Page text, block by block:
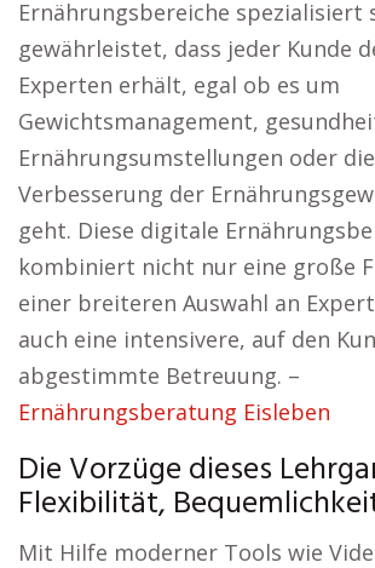
Ernährungsbereiche spezialisiert
gewährleistet, dass jeder Kunde
Experten erhält, egal ob es um
Gewichtsmanagement,
Ernährungsumstellungen oder
Verbesserung der
geht. Diese digitale
kombiniert nicht nur eine große
einer breiteren Auswahl an
auch eine intensivere, auf den
abgestimmte Betreuung. –
Ernährungsberatung Eisleben
Die Vorzüge dieses
Flexibilität,
Mit Hilfe moderner Tools wie